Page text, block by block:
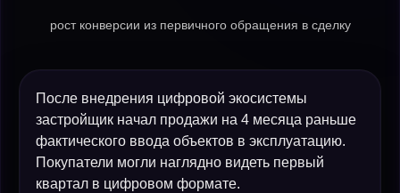
рост конверсии из первичного обращения в сделку
После внедрения цифровой экосистемы
застройщик начал продажи на 4 месяца раньше
фактического ввода объектов в эксплуатацию.
Покупатели могли наглядно видеть первый
квартал в цифровом формате.